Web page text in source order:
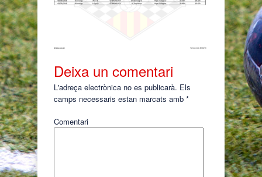
Deixa un comentari
L'adreça electrònica no es publicarà. Els
camps necessaris estan marcats amb *
Comentari